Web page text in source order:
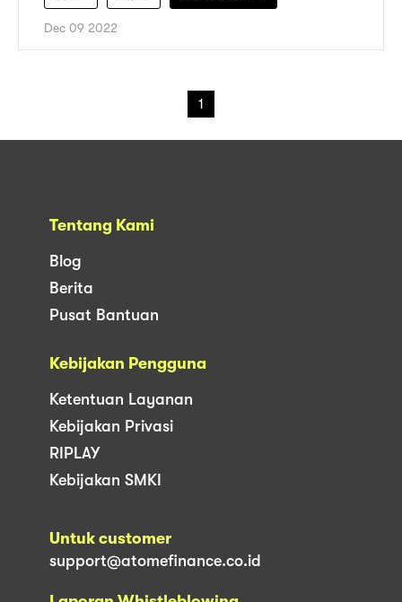
Dec 09 2022
1
Tentang Kami
Blog
Berita
Pusat Bantuan
Kebijakan Pengguna
Ketentuan Layanan
Kebijakan Privasi
RIPLAY
Kebijakan SMKI
Untuk customer
support@atomefinance.co.id